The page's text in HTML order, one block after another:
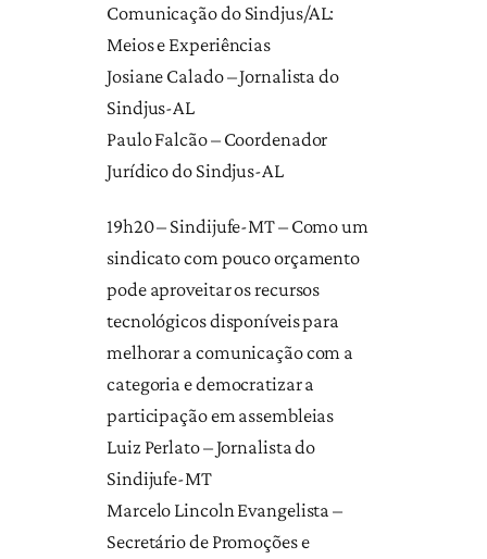
Comunicação do Sindjus/AL:
Meios e Experiências
Josiane Calado – Jornalista do
Sindjus-AL
Paulo Falcão – Coordenador
Jurídico do Sindjus-AL
19h20 – Sindijufe-MT – Como um
sindicato com pouco orçamento
pode aproveitar os recursos
tecnológicos disponíveis para
melhorar a comunicação com a
categoria e democratizar a
participação em assembleias
Luiz Perlato – Jornalista do
Sindijufe-MT
Marcelo Lincoln Evangelista –
Secretário de Promoções e